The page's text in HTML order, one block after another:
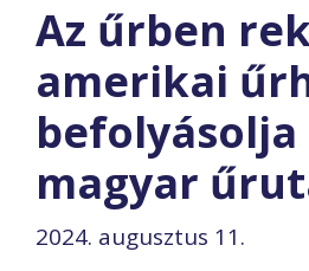
Az űrben
amerikai
befolyásolja
magyar
2024. augusztus 11.